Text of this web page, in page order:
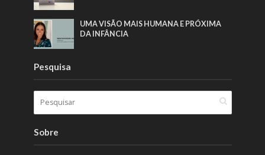
UMA VISÃO MAIS HUMANA E PRÓXIMA
DA INFÂNCIA
Pesquisa
Sobre